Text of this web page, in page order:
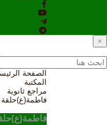
×
الصفحة
المكتبة
مراجع ثانوية
فاطمة(ع)حلقة